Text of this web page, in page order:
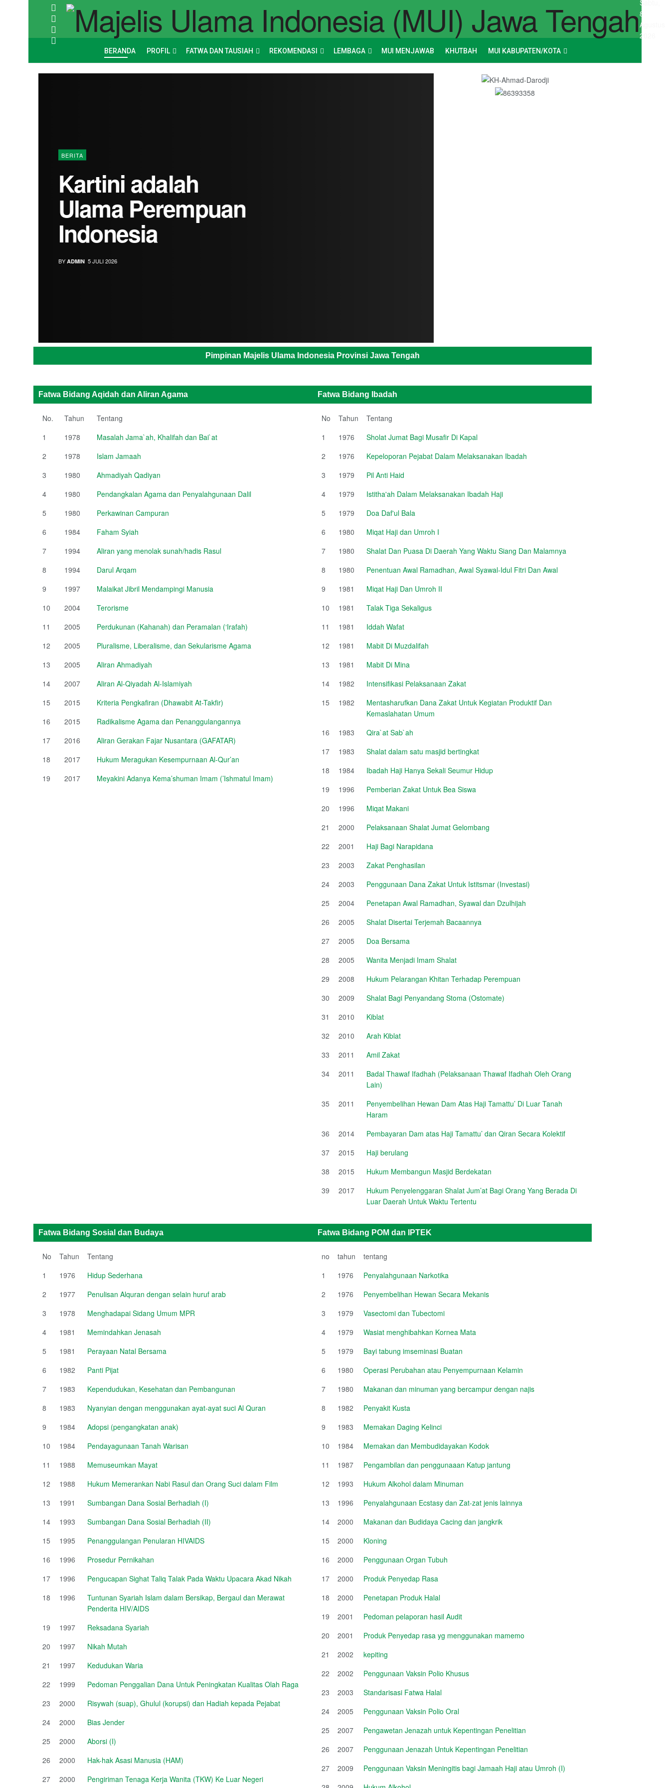
Sabtu,
8
Agustus
2026
BERANDA PROFIL FATWA DAN TAUSIAH REKOMENDASI LEMBAGA MUI MENJAWAB KHUTBAH MUI KABUPATEN/KOTA
BERITA
Kartini adalah
Ulama Perempuan
Indonesia
BYADMIN 5 JULI 2026
Pimpinan Majelis Ulama Indonesia Provinsi Jawa Tengah
Fatwa Bidang Aqidah dan Aliran Agama Fatwa Bidang Ibadah
No. Tahun
Tentang
1
1978
Masalah Jama`ah, Khalifah dan Bai`at
2
1978
Islam Jamaah
3
1980
Ahmadiyah Qadiyan
4
1980
Pendangkalan Agama dan Penyalahgunaan Dalil
5
1980
Perkawinan Campuran
6
1984
Faham Syiah
7
1994
Aliran yang menolak sunah/hadis Rasul
8
1994
Darul Arqam
9
1997
Malaikat Jibril Mendampingi Manusia
10
2004
Terorisme
11
2005
Perdukunan (Kahanah) dan Peramalan (‘Irafah)
12
2005
Pluralisme, Liberalisme, dan Sekularisme Agama
13
2005
Aliran Ahmadiyah
14
2007
Aliran Al-Qiyadah Al-Islamiyah
15
2015
Kriteria Pengkafiran (Dhawabit At-Takfir)
16
2015
Radikalisme Agama dan Penanggulangannya
17
2016
Aliran Gerakan Fajar Nusantara (GAFATAR)
18
2017
Hukum Meragukan Kesempurnaan Al-Qur’an
19
2017 Meyakini Adanya Kema’shuman Imam (’Ishmatul Imam)
No Tahun
Tentang
1
1976
Sholat Jumat Bagi Musafir Di Kapal
2
1976
Kepeloporan Pejabat Dalam Melaksanakan Ibadah
3
1979
Pil Anti Haid
4
1979
Istitha'ah Dalam Melaksanakan Ibadah Haji
5
1979
Doa Daf'ul Bala
6
1980
Miqat Haji dan Umroh I
7
1980
Shalat Dan Puasa Di Daerah Yang Waktu Siang Dan Malamnya
8
1980
Penentuan Awal Ramadhan, Awal Syawal-Idul Fitri Dan Awal
9
1981
Miqat Haji Dan Umroh II
10
1981
Talak Tiga Sekaligus
11
1981
Iddah Wafat
12
1981
Mabit Di Muzdalifah
13
1981
Mabit Di Mina
14
1982
Intensifikasi Pelaksanaan Zakat
15
1982
Mentasharufkan Dana Zakat Untuk Kegiatan Produktif Dan
Kemaslahatan Umum
16
1983
Qira`at Sab`ah
17
1983
Shalat dalam satu masjid bertingkat
18
1984
Ibadah Haji Hanya Sekali Seumur Hidup
19
1996
Pemberian Zakat Untuk Bea Siswa
20
1996
Miqat Makani
21
2000
Pelaksanaan Shalat Jumat Gelombang
22
2001
Haji Bagi Narapidana
23
2003
Zakat Penghasilan
24
2003
Penggunaan Dana Zakat Untuk Istitsmar (Investasi)
25
2004
Penetapan Awal Ramadhan, Syawal dan Dzulhijah
26
2005
Shalat Disertai Terjemah Bacaannya
27
2005
Doa Bersama
28
2005
Wanita Menjadi Imam Shalat
29
2008
Hukum Pelarangan Khitan Terhadap Perempuan
30
2009
Shalat Bagi Penyandang Stoma (Ostomate)
31
2010
Kiblat
32
2010
Arah Kiblat
33
2011
Amil Zakat
34
2011
Badal Thawaf Ifadhah (Pelaksanaan Thawaf Ifadhah Oleh Orang
Lain)
35
2011
Penyembelihan Hewan Dam Atas Haji Tamattu’ Di Luar Tanah
Haram
36
2014
Pembayaran Dam atas Haji Tamattu’ dan Qiran Secara Kolektif
37
2015
Haji berulang
38
2015
Hukum Membangun Masjid Berdekatan
39
2017
Hukum Penyelenggaran Shalat Jum’at Bagi Orang Yang Berada Di
Luar Daerah Untuk Waktu Tertentu
Fatwa Bidang Sosial dan Budaya Fatwa Bidang POM dan IPTEK
No Tahun
Tentang
1
1976
Hidup Sederhana
2
1977
Penulisan Alquran dengan selain huruf arab
3
1978
Menghadapai Sidang Umum MPR
4
1981
Memindahkan Jenasah
5
1981
Perayaan Natal Bersama
6
1982
Panti Pijat
7
1983
Kependudukan, Kesehatan dan Pembangunan
8
1983
Nyanyian dengan menggunakan ayat-ayat suci Al Quran
9
1984
Adopsi (pengangkatan anak)
10
1984
Pendayagunaan Tanah Warisan
11
1988
Memuseumkan Mayat
12
1988
Hukum Memerankan Nabi Rasul dan Orang Suci dalam Film
13
1991
Sumbangan Dana Sosial Berhadiah (I)
14
1993
Sumbangan Dana Sosial Berhadiah (II)
15
1995
Penanggulangan Penularan HIVAIDS
16
1996
Prosedur Pernikahan
17
1996
Pengucapan Sighat Taliq Talak Pada Waktu Upacara Akad Nikah
18
1996
Tuntunan Syariah Islam dalam Bersikap, Bergaul dan Merawat
Penderita HIV/AIDS
19
1997
Reksadana Syariah
20
1997
Nikah Mutah
21
1997
Kedudukan Waria
22
1999
Pedoman Penggalian Dana Untuk Peningkatan Kualitas Olah Raga
23
2000
Risywah (suap), Ghulul (korupsi) dan Hadiah kepada Pejabat
24
2000
Bias Jender
25
2000
Aborsi (I)
26
2000
Hak-hak Asasi Manusia (HAM)
27
2000 Pengiriman Tenaga Kerja Wanita (TKW) Ke Luar Negeri
no tahun
tentang
1
1976
Penyalahgunaan Narkotika
2
1976
Penyembelihan Hewan Secara Mekanis
3
1979
Vasectomi dan Tubectomi
4
1979
Wasiat menghibahkan Kornea Mata
5
1979
Bayi tabung imseminasi Buatan
6
1980
Operasi Perubahan atau Penyempurnaan Kelamin
7
1980
Makanan dan minuman yang bercampur dengan najis
8
1982
Penyakit Kusta
9
1983
Memakan Daging Kelinci
10
1984
Memakan dan Membudidayakan Kodok
11
1987
Pengambilan dan penggunaaan Katup jantung
12
1993
Hukum Alkohol dalam Minuman
13
1996
Penyalahgunaan Ecstasy dan Zat-zat jenis lainnya
14
2000
Makanan dan Budidaya Cacing dan jangkrik
15
2000
Kloning
16
2000
Penggunaan Organ Tubuh
17
2000
Produk Penyedap Rasa
18
2000
Penetapan Produk Halal
19
2001
Pedoman pelaporan hasil Audit
20
2001
Produk Penyedap rasa yg menggunakan mamemo
21
2002
kepiting
22
2002
Penggunaan Vaksin Polio Khusus
23
2003
Standarisasi Fatwa Halal
24
2005
Penggunaan Vaksin Polio Oral
25
2007
Pengawetan Jenazah untuk Kepentingan Penelitian
26
2007
Penggunaan Jenazah Untuk Kepentingan Penelitian
27
2009
Penggunaan Vaksin Meningitis bagi Jamaah Haji atau Umroh (I)